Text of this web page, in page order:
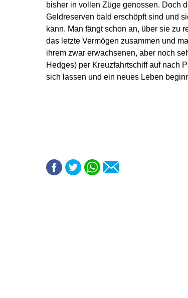
bisher in vollen Züge genossen. Doch
Geldreserven bald erschöpft sind und
kann. Man fängt schon an, über sie zu
das letzte Vermögen zusammen und
ihrem zwar erwachsenen, aber noch
Hedges) per Kreuzfahrtschiff auf nach
sich lassen und ein neues Leben